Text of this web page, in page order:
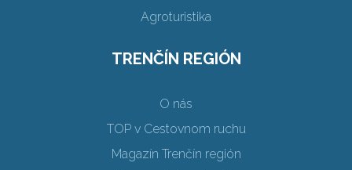
Agroturistika
TRENČÍN REGIÓN
O nás
TOP v Cestovnom ruchu
Magazín Trenčín región